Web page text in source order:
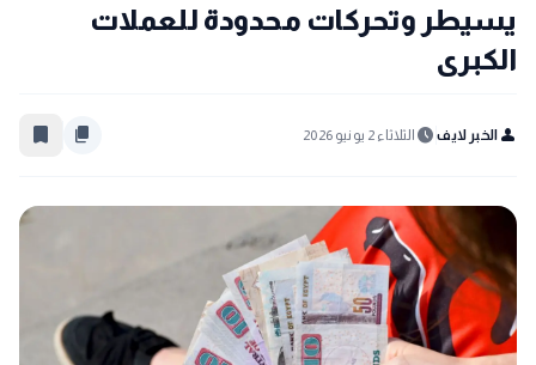
يسيطر وتحركات محدودة للعملات
الكبرى
person الخبر لايف schedule الثلاثاء 2 يونيو 2026 content_copy
bookmark_border